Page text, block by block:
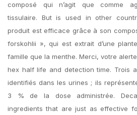
composé qui n’agit que comme
tissulaire. But is used in other
produit est efficace grâce à son
forskohlii », qui est extrait d’une
famille que la menthe. Merci, votre
hex half life and detection time. Trois
identifiés dans les urines ; ils
3 % de la dose administrée.
ingredients that are just as effective